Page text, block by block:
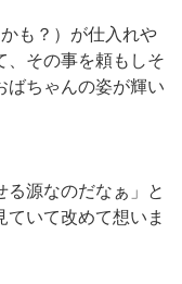
も？）が仕入れや
、その事を頼もしそ
ばちゃんの姿が輝い
る源なのだなぁ」と
ていて改めて想いま